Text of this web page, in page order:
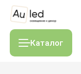
Каталог